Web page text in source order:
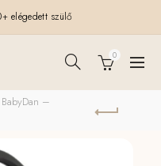
elégedett szülő
0
BabyDan –